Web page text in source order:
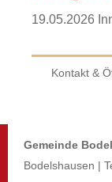
19.05.2026
Kontakt &
Gemeinde
Bodelshausen |